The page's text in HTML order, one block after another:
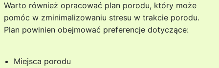
Warto również opracować plan porodu, który może
pomóc w zminimalizowaniu stresu w trakcie porodu.
Plan powinien obejmować preferencje dotyczące:
Miejsca porodu